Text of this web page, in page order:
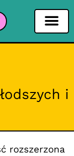
i
rozszerzona